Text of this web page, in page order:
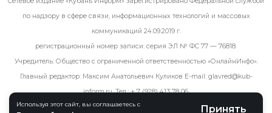
Используя этот сайт, вы соглашаетесь с
Принять
по надзору в сфере связи, информационных технологий и массовых
коммуникаций 24.09.2019 г.
регистрационный номер записи: серия ЭЛ № ФС 77 — 76818.
Учредитель: Общество с ограниченной ответственностью «ОнлайнИнфо».
Главный редактор: Максим Анатольевич Куликов E-mail: glavred@kub-
inform.ru. Тел.:+ 7 (928) 413 78 06.